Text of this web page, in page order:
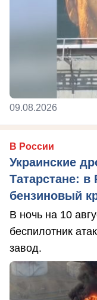
09.08.2026
В России
Украинские
Татарстане: в
бензиновый
В ночь на 10
беспилотник
завод.